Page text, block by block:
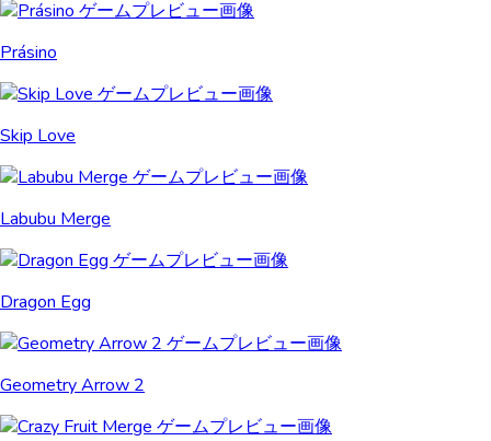
Prásino
Skip Love
Labubu Merge
Dragon Egg
Geometry Arrow 2